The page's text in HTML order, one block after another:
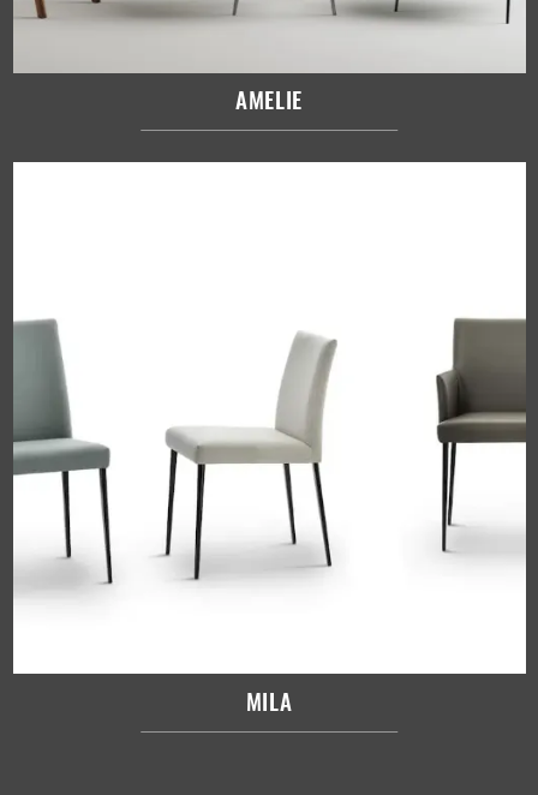
AMELIE
MILA